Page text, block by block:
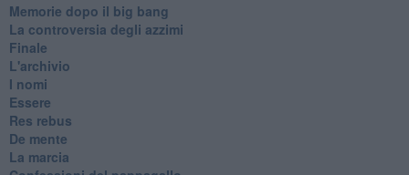
Memorie dopo il big bang
La controversia degli azzimi
Finale
L'archivio
I nomi
Essere
Res rebus
De mente
La marcia